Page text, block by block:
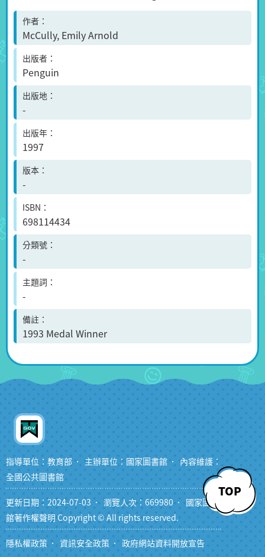
作者
McCully, Emily Arnold
出版者
Penguin
出版地
-
出版年
1997
版本
-
ISBN
698114434
分類號
-
主題詞
-
備註
1993 Medal Winner
TOP
指導單位：教育部 主辦單位：國家圖書館
內容維護：
全國公共圖書館
更新日期：2024-07-03 瀏覽人次：669980
國家圖書
館著作權聲明 Copyright © All rights reserved.
隱私權政策 資訊安全政策 政府網站資料開放宣告